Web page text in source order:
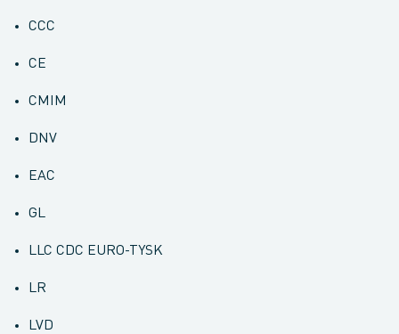
CCC
CE
CMIM
DNV
EAC
GL
LLC CDC EURO-TYSK
LR
LVD